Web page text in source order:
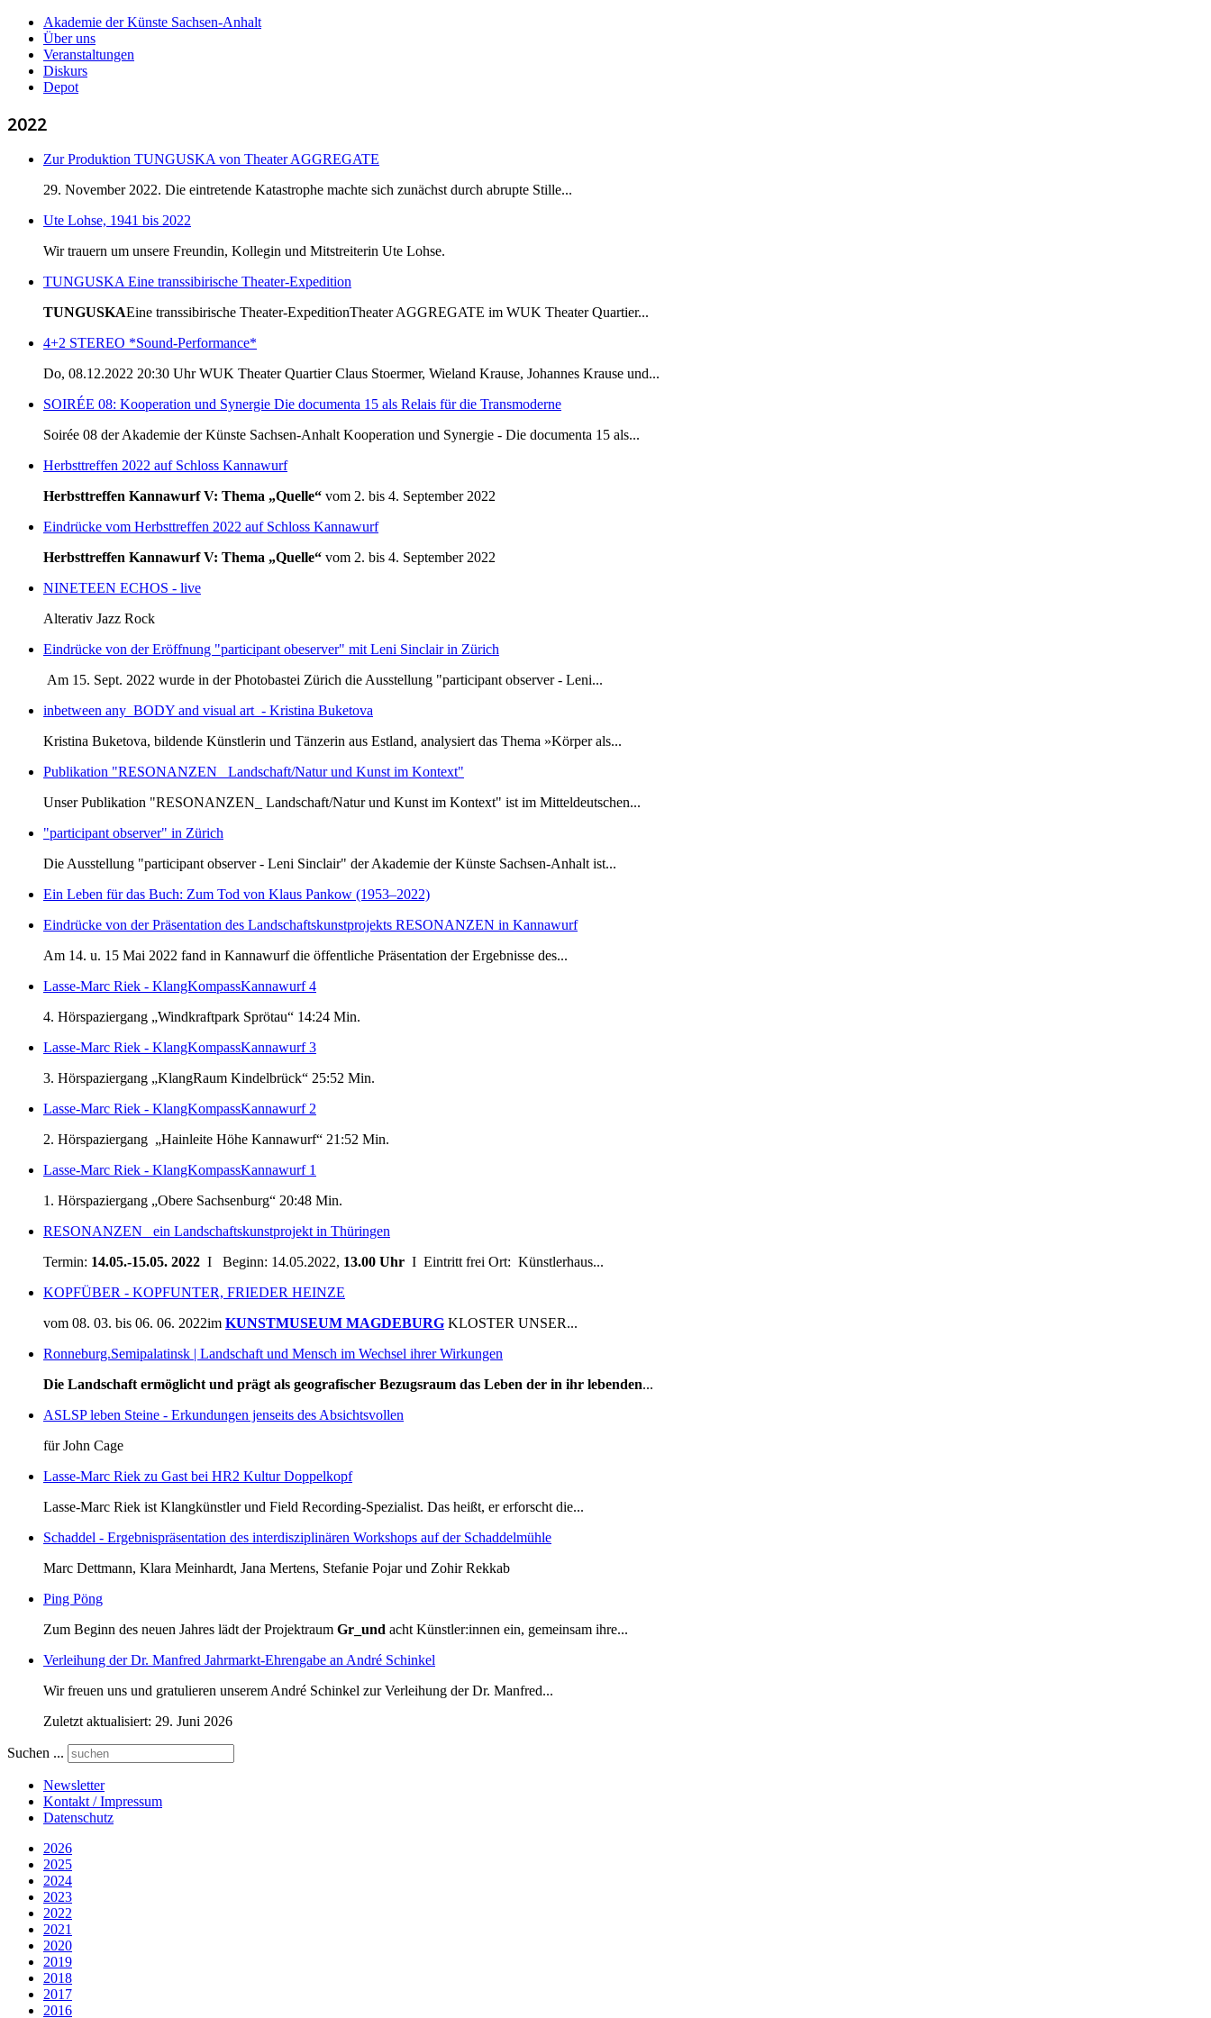
Akademie der Künste Sachsen-Anhalt
Über uns
Veranstaltungen
Diskurs
Depot
2022
Zur Produktion TUNGUSKA von Theater AGGREGATE
29. November 2022. Die eintretende Katastrophe machte sich zunächst durch abrupte Stille...
Ute Lohse, 1941 bis 2022
Wir trauern um unsere Freundin, Kollegin und Mitstreiterin Ute Lohse.
TUNGUSKA Eine transsibirische Theater-Expedition
TUNGUSKAEine transsibirische Theater-ExpeditionTheater AGGREGATE im WUK Theater Quartier...
4+2 STEREO *Sound-Performance*
Do, 08.12.2022 20:30 Uhr WUK Theater Quartier Claus Stoermer, Wieland Krause, Johannes Krause und...
SOIRÉE 08: Kooperation und Synergie Die documenta 15 als Relais für die Transmoderne
Soirée 08 der Akademie der Künste Sachsen-Anhalt Kooperation und Synergie - Die documenta 15 als...
Herbsttreffen 2022 auf Schloss Kannawurf
Herbsttreffen Kannawurf V: Thema „Quelle“ vom 2. bis 4. September 2022
Eindrücke vom Herbsttreffen 2022 auf Schloss Kannawurf
Herbsttreffen Kannawurf V: Thema „Quelle“ vom 2. bis 4. September 2022
NINETEEN ECHOS - live
Alterativ Jazz Rock
Eindrücke von der Eröffnung "participant obeserver" mit Leni Sinclair in Zürich
Am 15. Sept. 2022 wurde in der Photobastei Zürich die Ausstellung "participant observer - Leni...
inbetween any_BODY and visual art - Kristina Buketova
Kristina Buketova, bildende Künstlerin und Tänzerin aus Estland, analysiert das Thema »Körper als...
Publikation "RESONANZEN_ Landschaft/Natur und Kunst im Kontext"
Unser Publikation "RESONANZEN_ Landschaft/Natur und Kunst im Kontext" ist im Mitteldeutschen...
"participant observer" in Zürich
Die Ausstellung "participant observer - Leni Sinclair" der Akademie der Künste Sachsen-Anhalt ist...
Ein Leben für das Buch: Zum Tod von Klaus Pankow (1953–2022)
Eindrücke von der Präsentation des Landschaftskunstprojekts RESONANZEN in Kannawurf
Am 14. u. 15 Mai 2022 fand in Kannawurf die öffentliche Präsentation der Ergebnisse des...
Lasse-Marc Riek - KlangKompassKannawurf 4
4. Hörspaziergang „Windkraftpark Sprötau“ 14:24 Min.
Lasse-Marc Riek - KlangKompassKannawurf 3
3. Hörspaziergang „KlangRaum Kindelbrück“ 25:52 Min.
Lasse-Marc Riek - KlangKompassKannawurf 2
2. Hörspaziergang „Hainleite Höhe Kannawurf“ 21:52 Min.
Lasse-Marc Riek - KlangKompassKannawurf 1
1. Hörspaziergang „Obere Sachsenburg“ 20:48 Min.
RESONANZEN_ ein Landschaftskunstprojekt in Thüringen
Termin: 14.05.-15.05. 2022 Ι Beginn: 14.05.2022, 13.00 Uhr Ι Eintritt frei Ort: Künstlerhaus...
KOPFÜBER - KOPFUNTER, FRIEDER HEINZE
vom 08. 03. bis 06. 06. 2022im KUNSTMUSEUM MAGDEBURG KLOSTER UNSER...
Ronneburg.Semipalatinsk | Landschaft und Mensch im Wechsel ihrer Wirkungen
Die Landschaft ermöglicht und prägt als geografischer Bezugsraum das Leben der in ihr lebenden...
ASLSP leben Steine - Erkundungen jenseits des Absichtsvollen
für John Cage
Lasse-Marc Riek zu Gast bei HR2 Kultur Doppelkopf
Lasse-Marc Riek ist Klangkünstler und Field Recording-Spezialist. Das heißt, er erforscht die...
Schaddel - Ergebnispräsentation des interdisziplinären Workshops auf der Schaddelmühle
Marc Dettmann, Klara Meinhardt, Jana Mertens, Stefanie Pojar und Zohir Rekkab
Ping Pöng
Zum Beginn des neuen Jahres lädt der Projektraum Gr_und acht Künstler:innen ein, gemeinsam ihre...
Verleihung der Dr. Manfred Jahrmarkt-Ehrengabe an André Schinkel
Wir freuen uns und gratulieren unserem André Schinkel zur Verleihung der Dr. Manfred...
Zuletzt aktualisiert: 29. Juni 2026
Suchen ...
Newsletter
Kontakt / Impressum
Datenschutz
2026
2025
2024
2023
2022
2021
2020
2019
2018
2017
2016